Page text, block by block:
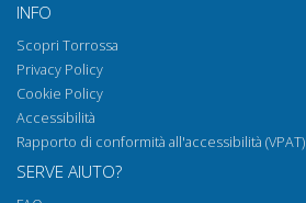
INFO
Scopri Torrossa
Privacy Policy
Cookie Policy
Accessibilità
Rapporto di conformità all'accessibilità (VPAT)
SERVE AIUTO?